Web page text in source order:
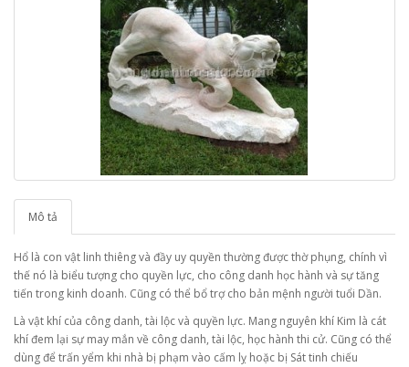
Mô tả
Hổ là con vật linh thiêng và đầy uy quyền thường được thờ phụng, chính vì
thế nó là biểu tượng cho quyền lực, cho công danh học hành và sự tăng
tiến trong kinh doanh. Cũng có thể bổ trợ cho bản mệnh người tuổi Dần.
Là vật khí của công danh, tài lộc và quyền lực. Mang nguyên khí Kim là cát
khí đem lại sự may mắn về công danh, tài lộc, học hành thi cử. Cũng có thể
dùng để trấn yểm khi nhà bị phạm vào cấm lỵ hoặc bị Sát tinh chiếu